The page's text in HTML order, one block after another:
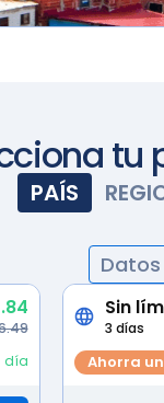
tu
PAÍS
día
Sin
3 días
Ahorra un